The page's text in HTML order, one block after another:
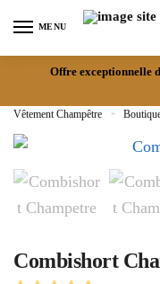
MENU
Offre exceptionnelle
Vêtement Champêtre »
Combishort